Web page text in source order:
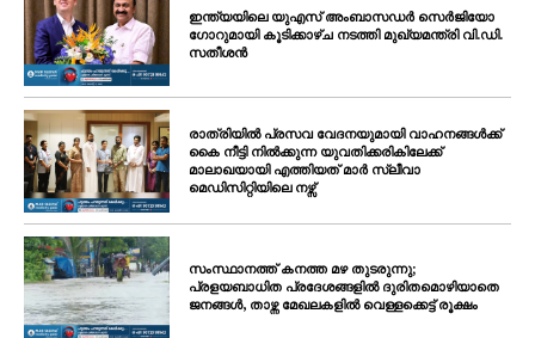
ഇന്ത്യയിലെ യുഎസ് അംബാസഡർ സെർജിയോ
ഗോറുമായി കൂടിക്കാഴ്ച നടത്തി മുഖ്യമന്ത്രി വി.ഡി.
സതീശൻ
രാത്രിയിൽ പ്രസവ വേദനയുമായി വാഹനങ്ങൾക്ക്
കൈ നീട്ടി നിൽക്കുന്ന യുവതിക്കരികിലേക്ക്
മാലാഖയായി എത്തിയത് മാർ സ്ലീവാ
മെഡിസിറ്റിയിലെ നഴ്സ്
സംസ്ഥാനത്ത് കനത്ത മഴ തുടരുന്നു;
പ്രളയബാധിത പ്രദേശങ്ങളിൽ ദുരിതമൊഴിയാതെ
ജനങ്ങൾ, താഴ്ന്ന മേഖലകളിൽ വെള്ളക്കെട്ട് രൂക്ഷം